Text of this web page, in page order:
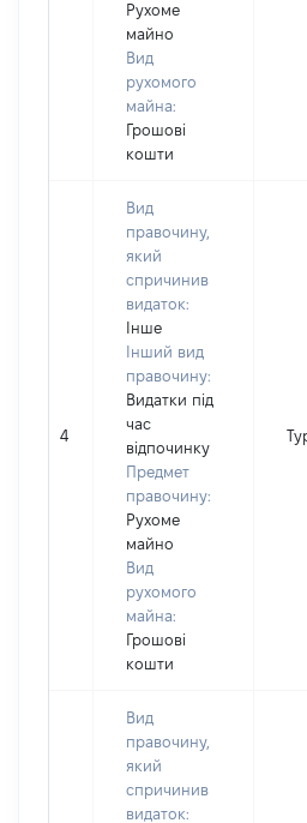
Рухоме
майно
Вид
рухомого
майна:
Грошові
кошти
4
Вид
правочину,
який
спричинив
видаток:
Інше
Інший вид
правочину:
Видатки під
час
відпочинку
Предмет
правочину:
Рухоме
майно
Вид
рухомого
майна:
Грошові
кошти
Вид
правочину,
який
спричинив
видаток: